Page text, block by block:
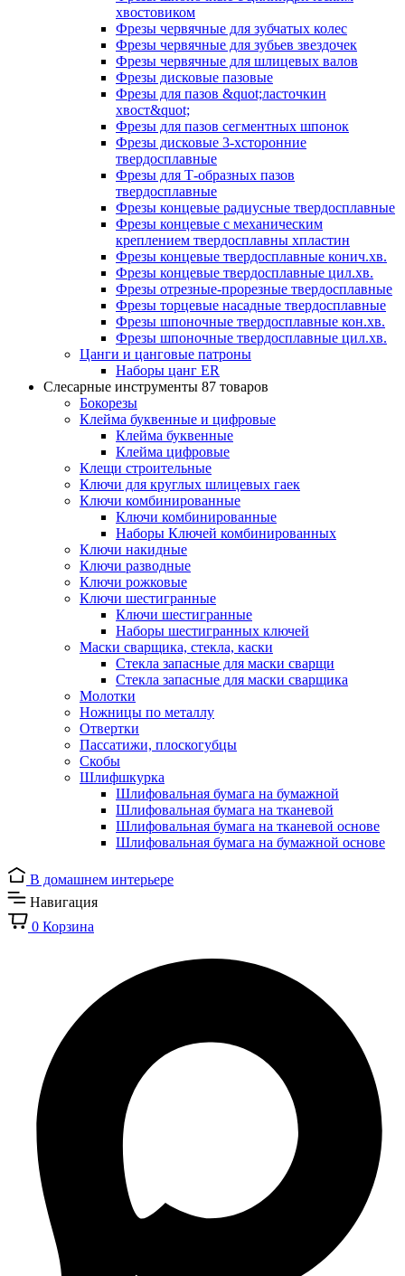
хвостовиком
Фрезы червячные для зубчатых колес
Фрезы червячные для зубьев звездочек
Фрезы червячные для шлицевых валов
Фрезы дисковые пазовые
Фрезы для пазов &quot;ласточкин
хвост&quot;
Фрезы для пазов сегментных шпонок
Фрезы дисковые 3-хсторонние
твердосплавные
Фрезы для Т-образных пазов
твердосплавные
Фрезы концевые радиусные твердосплавные
Фрезы концевые с механическим
креплением твердосплавны хпластин
Фрезы концевые твердосплавные конич.хв.
Фрезы концевые твердосплавные цил.хв.
Фрезы отрезные-прорезные твердосплавные
Фрезы торцевые насадные твердосплавные
Фрезы шпоночные твердосплавные кон.хв.
Фрезы шпоночные твердосплавные цил.хв.
Цанги и цанговые патроны
Наборы цанг ER
Слесарные инструменты 87 товаров
Бокорезы
Клейма буквенные и цифровые
Клейма буквенные
Клейма цифровые
Клещи строительные
Ключи для круглых шлицевых гаек
Ключи комбинированные
Ключи комбинированные
Наборы Ключей комбинированных
Ключи накидные
Ключи разводные
Ключи рожковые
Ключи шестигранные
Ключи шестигранные
Наборы шестигранных ключей
Маски сварщика, стекла, каски
Стекла запасные для маски сварщи
Стекла запасные для маски сварщика
Молотки
Ножницы по металлу
Отвертки
Пассатижи, плоскогубцы
Скобы
Шлифшкурка
Шлифовальная бумага на бумажной
Шлифовальная бумага на тканевой
Шлифовальная бумага на тканевой основе
Шлифовальная бумага на бумажной основе
В домашнем интерьере
Навигация
0 Корзина